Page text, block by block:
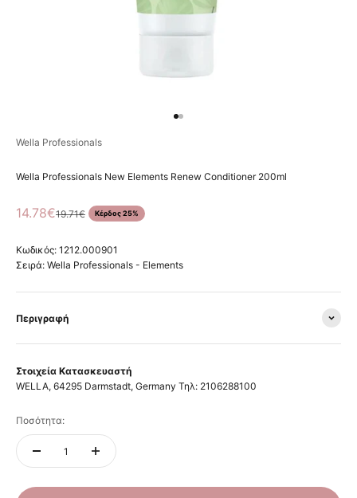
Wella Professionals
Wella Professionals New Elements Renew Conditioner 200ml
Τιμή πώλησης
14.78€Κανονική τιμή
19.71€ Κέρδος 25%
Κωδικός: 1212.000901
Σειρά: Wella Professionals - Elements
Περιγραφή
Στοιχεία Κατασκευαστή
WELLA, 64295 Darmstadt, Germany Τηλ: 2106288100
Ποσότητα: